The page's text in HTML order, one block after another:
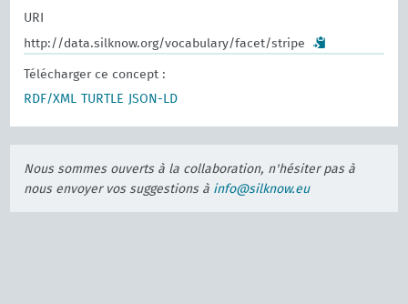
URI
http://data.silknow.org/vocabulary/facet/stripe
Télécharger ce concept :
RDF/XML
TURTLE JSON-LD
Nous sommes ouverts à la collaboration, n'hésiter pas à
nous envoyer vos suggestions à info@silknow.eu